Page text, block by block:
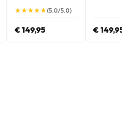
★
★★
★★
★★
★★
★(5.0/5.0)
€ 149,95 € 149,95